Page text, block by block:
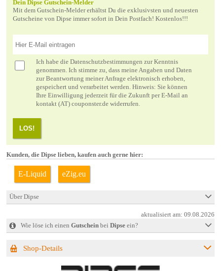
Dein Dipse Gutschein-Melder
Mit dem Gutschein-Melder erhältst Du die exklusivsten und neuesten
Gutscheine von Dipse immer sofort in Dein Postfach! Kostenlos!!!
Ich habe die Datenschutzbestimmungen zur Kenntnis
genommen. Ich stimme zu, dass meine Angaben und Daten
zur Beantwortung meiner Anfrage elektronisch erhoben,
gespeichert und verarbeitet werden. Hinweis: Sie können
Ihre Einwilligung jederzeit für die Zukunft per E-Mail an
kontakt (AT) couponster.de widerrufen.
LOS!
Kunden, die Dipse lieben, kaufen auch gerne hier:
E-Liquid eZig.eu
Über Dipse
aktualisiert am:09.08.2026
Wie löse ich einen Gutscheinbei Dipseein?
Shop-Details